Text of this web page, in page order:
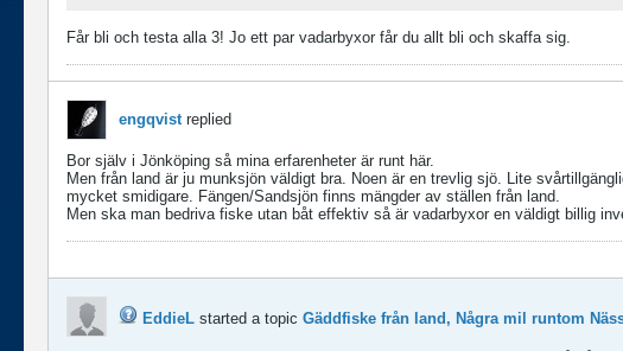
Får bli och testa alla 3! Jo ett par vadarbyxor får du allt bli och skaffa sig.
engqvistreplied
Bor själv i Jönköping så mina erfarenheter är runt här.
Men från land är ju munksjön väldigt bra. Noen är en trevlig sjö. Lite
mycket smidigare. Fängen/Sandsjön finns mängder av ställen från land.
Men ska man bedriva fiske utan båt effektiv så är vadarbyxor en väldigt billig
EddieL started a topic Gäddfiske från land, Några mil runtom